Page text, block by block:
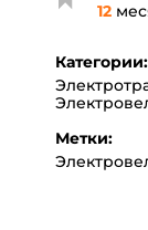
12
Категории:
Метки: